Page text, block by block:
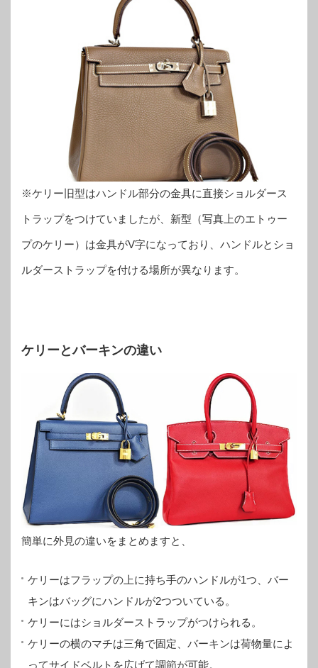
※ケリー旧型はハンドル部分の金具に直接ショルダース
トラップをつけていましたが、新型（写真上のエトゥー
プのケリー）は金具がV字になっており、ハンドルとショ
ルダーストラップを付ける場所が異なります。
ケリーとバーキンの違い
簡単に外見の違いをまとめますと、
ケリーはフラップの上に持ち手のハンドルが1つ、バー
キンはバッグにハンドルが2つついている。
ケリーにはショルダーストラップがつけられる。
ケリーの横のマチは三角で固定、バーキンは荷物量によ
ってサイドベルトを広げて調節が可能。